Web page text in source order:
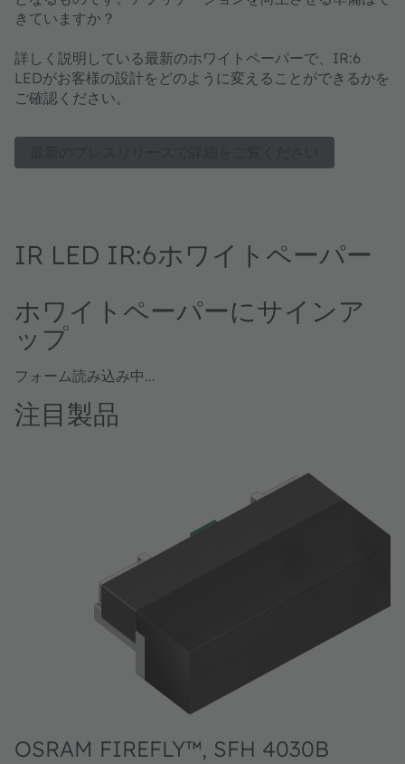
きていますか？
詳しく説明している最新のホワイトペーパーで、IR:6
LEDがお客様の設計をどのように変えることができるかを
ご確認ください。
IR LED IR:6ホワイトペーパー
ホワイトペーパーにサインア
ップ
フォーム読み込み中...
注目製品
OSRAM FIREFLY™, SFH 4030B